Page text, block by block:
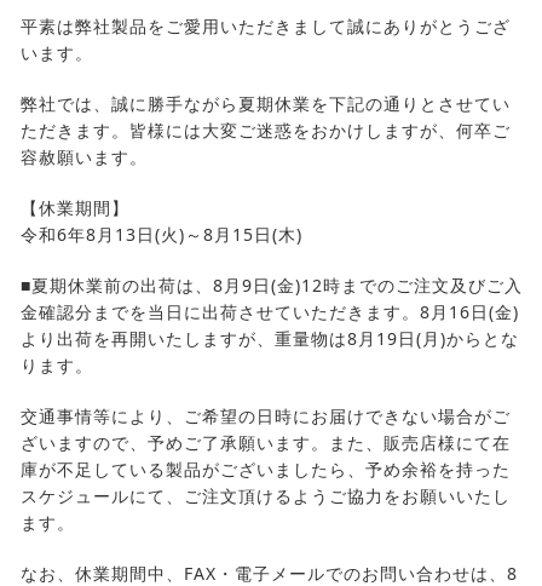
平素は弊社製品をご愛用いただきまして誠にありがとうござ
います。
弊社では、誠に勝手ながら夏期休業を下記の通りとさせてい
ただきます。皆様には大変ご迷惑をおかけしますが、何卒ご
容赦願います。
【休業期間】
令和6年8月13日(火)～8月15日(木)
■夏期休業前の出荷は、8月9日(金)12時までのご注文及びご入
金確認分までを当日に出荷させていただきます。8月16日(金)
より出荷を再開いたしますが、重量物は8月19日(月)からとな
ります。
交通事情等により、ご希望の日時にお届けできない場合がご
ざいますので、予めご了承願います。また、販売店様にて在
庫が不足している製品がございましたら、予め余裕を持った
スケジュールにて、ご注文頂けるようご協力をお願いいたし
ます。
なお、休業期間中、FAX・電子メールでのお問い合わせは、8